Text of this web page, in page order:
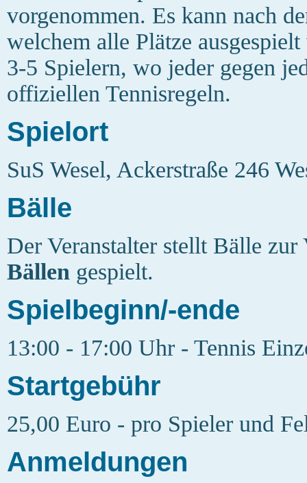
vorgenommen. Es kann nach
welchem alle Plätze
3-5 Spielern, wo jeder gegen
offiziellen Tennisregeln.
Spielort
SuS Wesel, Ackerstraße 246
Bälle
Der Veranstalter stellt Bälle
Bällen gespielt.
Spielbeginn/-ende
13:00 - 17:00 Uhr - Tennis
Startgebühr
25,00 Euro - pro Spieler und
Anmeldungen